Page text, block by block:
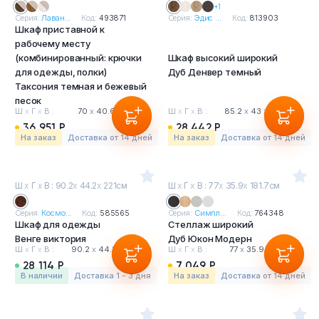
Серия:Лаван... Код: 493871
Шкаф приставной к
рабочему месту
(комбинированный: крючки
для одежды, полки)
Таксония темная и бежевый
песок
Ш х Г х В : 70 х40.6 160 см
36 951 Р
На заказ Доставка от 14 дней
+1
Серия: Эдис ... Код: 813903
Шкаф высокий широкий
Дуб Денвер темный
Ш х Г х В : 85.2 х 43 х 196.7 см
28 442 Р
На заказ Доставка от 14 дней
Ш х Г х В : 90.2х 44.2х 221см
Серия: Космо... Код: 585565
Шкаф для одежды
Венге виктория
Ш х Г х В : 90.2 х44.2 221 см
28 114 Р
в наличии Доставка 1 - 3 дня
Ш х Г х В : 77х 35.9х 181.7см
Серия: Симпл... Код: 764348
Стеллаж широкий
Дуб Юкон Модерн
Ш х Г х В : 77 х 35.9 181.7 см
7 049 Р
На заказ Доставка от 14 дней